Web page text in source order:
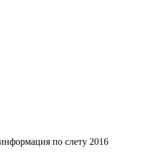
по слету 2016